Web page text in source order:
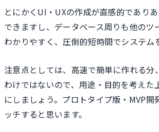
とにかくUI・UXの作成が直感的であり
できますし、データベース周りも他のツ
わかりやすく、圧倒的短時間でシステム
注意点としては、高速で簡単に作れる分
わけではないので、用途・目的を考えた
にしましょう。プロトタイプ版・MVP開
ッチすると思います。